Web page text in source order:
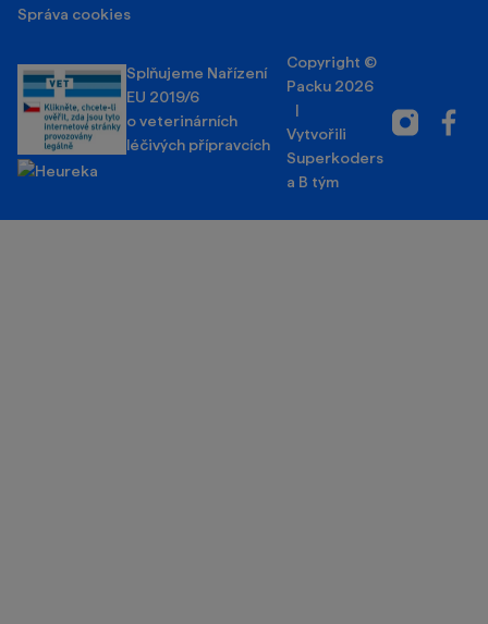
Správa cookies
Splňujeme Nařízení
EU 2019/6
o veterinárních
léčivých přípravcích
Copyright ©
Packu 2026
|
Vytvořili
Superkoders
a B tým
Instagram